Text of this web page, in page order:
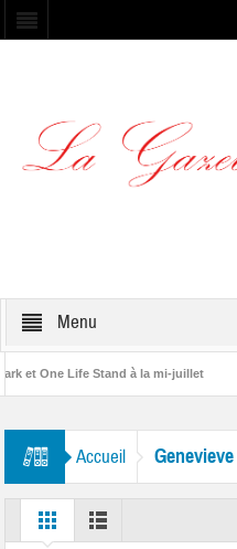
Menu
et One Life Stand à la mi-juillet
Accueil Genevieve